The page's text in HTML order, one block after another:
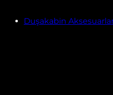
Duşakabin